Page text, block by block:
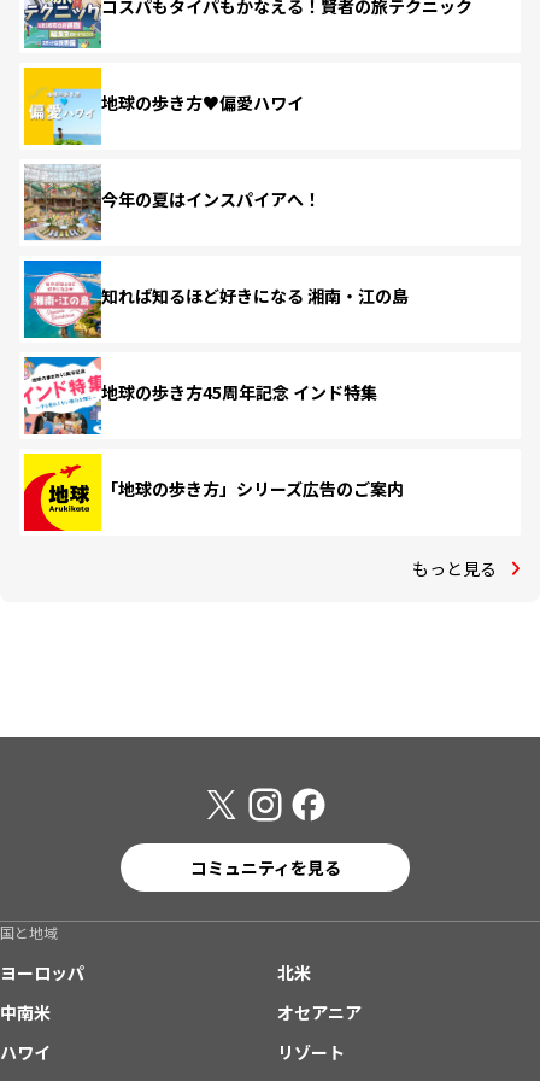
コスパもタイパもかなえる！賢者の旅テクニック
地球の歩き方♥偏愛ハワイ
今年の夏はインスパイアへ！
知れば知るほど好きになる 湘南・江の島
地球の歩き方45周年記念 インド特集
「地球の歩き方」シリーズ広告のご案内
もっと見る
コミュニティを見る
国と地域
ヨーロッパ
北米
中南米
オセアニア
ハワイ
リゾート